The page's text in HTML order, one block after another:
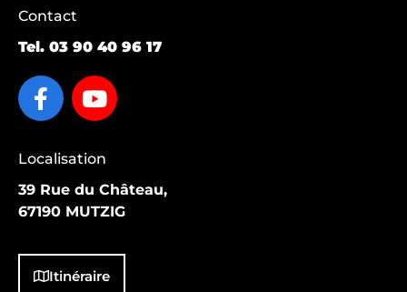
Contact
Tel. 03 90 40 96 17
Localisation
39 Rue du Château,
67190 MUTZIG
Itinéraire